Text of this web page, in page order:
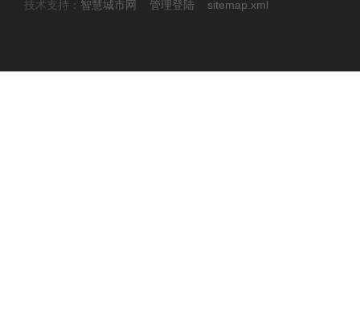
技术支持： 智慧城市网 管理登陆 sitemap.xml